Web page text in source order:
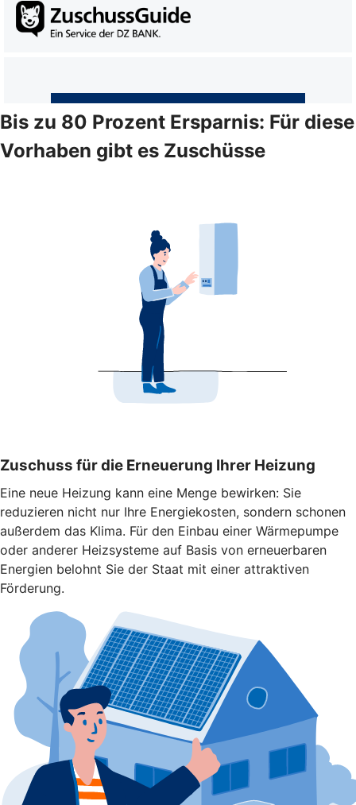
Bis zu 80 Prozent Ersparnis: Für diese
Vorhaben gibt es Zuschüsse
Zuschuss für die Erneuerung Ihrer Heizung
Eine neue Heizung kann eine Menge bewirken: Sie
reduzieren nicht nur Ihre Energiekosten, sondern schonen
außerdem das Klima. Für den Einbau einer Wärmepumpe
oder anderer Heizsysteme auf Basis von erneuerbaren
Energien belohnt Sie der Staat mit einer attraktiven
Förderung.